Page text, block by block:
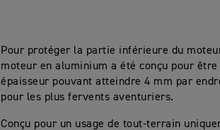
Pour protéger la partie inférieure du
moteur en aluminium a été conçu pour
épaisseur pouvant atteindre 4 mm par
pour les plus fervents aventuriers.
Conçu pour un usage de tout-terrain